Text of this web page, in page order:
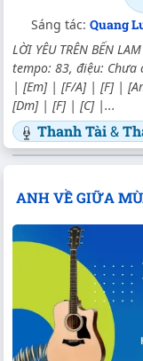
Sáng tác: Quang
LỜI YÊU TRÊN BẾN
tempo: 83, điệu:
| [Em] | [F/A] | [F] |
[Dm] | [F] | [C] |...
Thanh Tài&
ANH VỀ GIỮA